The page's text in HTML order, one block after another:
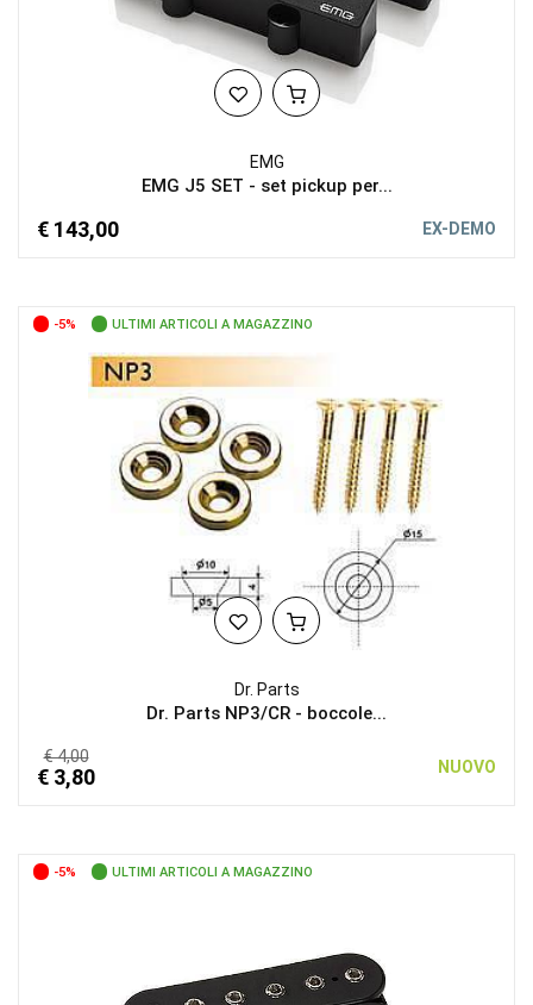
EMG
EMG J5 SET - set pickup per...
€ 143,00 EX-DEMO
-5% ULTIMI ARTICOLI A MAGAZZINO
Dr. Parts
Dr. Parts NP3/CR - boccole...
€ 4,00
€ 3,80 NUOVO
-5% ULTIMI ARTICOLI A MAGAZZINO